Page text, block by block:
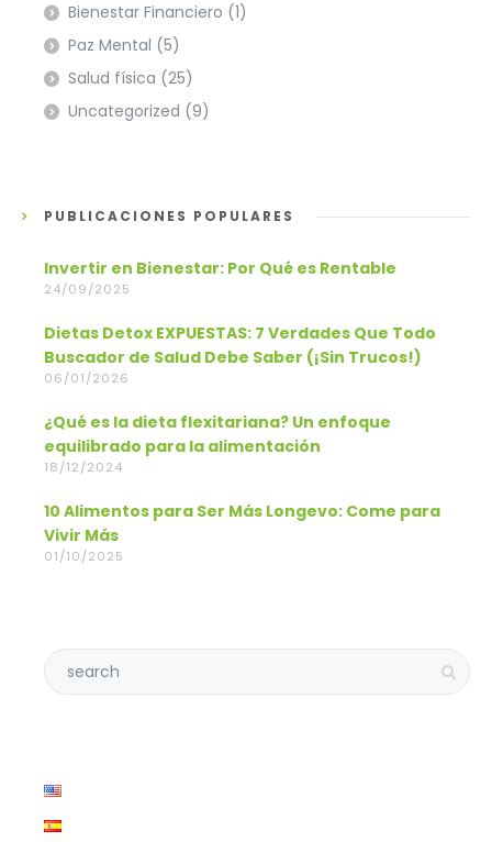
Bienestar Financiero (1)
Paz Mental (5)
Salud física (25)
Uncategorized (9)
PUBLICACIONES POPULARES
Invertir en Bienestar: Por Qué es Rentable
24/09/2025
Dietas Detox EXPUESTAS: 7 Verdades Que Todo
Buscador de Salud Debe Saber (¡Sin Trucos!)
06/01/2026
¿Qué es la dieta flexitariana? Un enfoque
equilibrado para la alimentación
18/12/2024
10 Alimentos para Ser Más Longevo: Come para
Vivir Más
01/10/2025